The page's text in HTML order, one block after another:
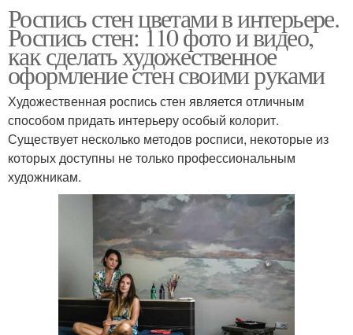
Роспись стен цветами в интерьере.
Роспись стен: 110 фото и видео,
как сделать художественное
оформление стен своими руками
Художественная роспись стен является отличным
способом придать интерьеру особый колорит.
Существует несколько методов росписи, некоторые из
которых доступны не только профессиональным
художникам.